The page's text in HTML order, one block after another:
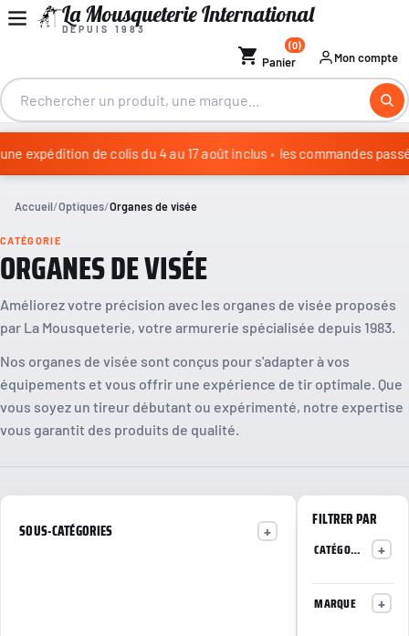
La Mousqueterie International
DEPUIS 1983
shopping_cart Panier
(0)
Mon compte
expédition de colis du 4 au 17 août inclus • les commandes
Accueil Optiques Organes de visée
CATÉGORIE
ORGANES DE VISÉE
Améliorez votre précision avec les organes de visée proposés
par La Mousqueterie, votre armurerie spécialisée depuis 1983.
Nos organes de visée sont conçus pour s'adapter à vos
équipements et vous offrir une expérience de tir optimale. Que
vous soyez un tireur débutant ou expérimenté, notre expertise
vous garantit des produits de qualité.
SOUS-CATÉGORIES
FILTRER PAR
CATÉGORIES
MARQUE